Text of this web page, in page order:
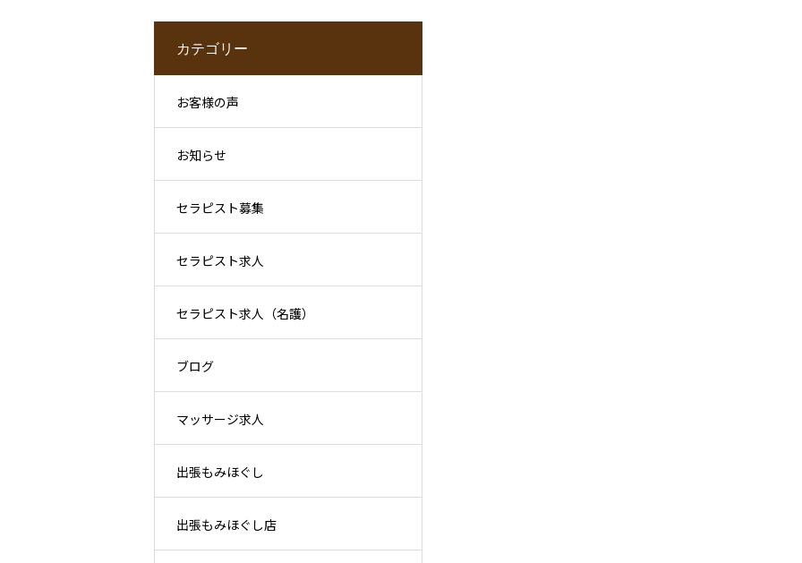
カテゴリー
お客様の声
お知らせ
セラピスト募集
セラピスト求人
セラピスト求人（名護）
ブログ
マッサージ求人
出張もみほぐし
出張もみほぐし店